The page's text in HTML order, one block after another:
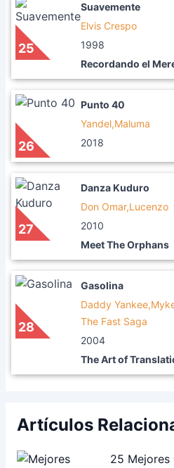
25
Suavemente
Elvis Crespo
1998
Recordando el
26
Punto 40
Yandel,Maluma
2018
27
Danza Kuduro
Don Omar,Lucenzo
2010
Meet The Orphans
28
Gasolina
Daddy
The Fast Saga
2004
The Art of
Artículos
25 Mejores